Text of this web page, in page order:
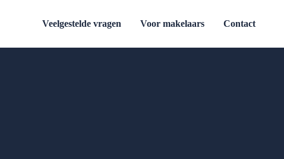
Veelgestelde vragen Voor makelaars Contact